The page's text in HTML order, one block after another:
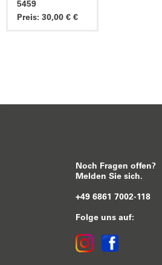
5459
Preis: 30,00 € €
Noch Fragen offen?
Melden Sie sich.
+49 6861 7002-118
Folge uns auf: